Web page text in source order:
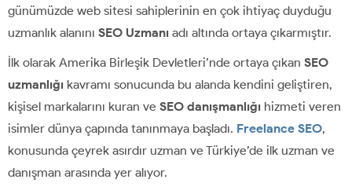
günümüzde web sitesi sahiplerinin en çok ihtiyaç duyduğu
uzmanlık alanını SEO Uzmanı adı altında ortaya çıkarmıştır.
İlk olarak Amerika Birleşik Devletleri’nde ortaya çıkan SEO
uzmanlığı kavramı sonucunda bu alanda kendini geliştiren,
kişisel markalarını kuran ve SEO danışmanlığı hizmeti veren
isimler dünya çapında tanınmaya başladı. Freelance SEO,
konusunda çeyrek asırdır uzman ve Türkiye’de ilk uzman ve
danışman arasında yer alıyor.